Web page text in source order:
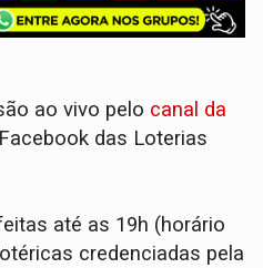
ao vivo pelo canal da
das Loterias
até as 19h (horário
credenciadas pela